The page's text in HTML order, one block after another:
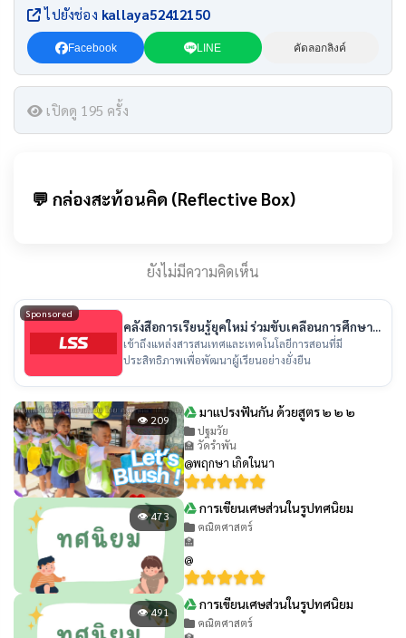
ไปยังช่อง kallaya52412150
Facebook LINE คัดลอกลิงค์
เปิดดู 195 ครั้ง
💬 กล่องสะท้อนคิด (Reflective Box)
ยังไม่มีความคิดเห็น
Sponsored
คลังสื่อการเรียนรู้ยุคใหม่ ร่วมขับเคลื่อนการศึกษา
ไทย
เข้าถึงแหล่งสารสนเทศและเทคโนโลยีการสอนที่มี
ประสิทธิภาพเพื่อพัฒนาผู้เรียนอย่างยั่งยืน
👁 209 มาแปรงฟันกัน ด้วยสูตร ๒ ๒ ๒
ปฐมวัย
🏫 วัดรำพัน
@พฤกษา เกิดในนา
👁 473 การเขียนเศษส่วนในรูปทศนิยม
คณิตศาสตร์
🏫
@
👁 491 การเขียนเศษส่วนในรูปทศนิยม
คณิตศาสตร์